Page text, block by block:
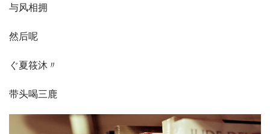
与风相拥
然后呢
ぐ夏筱沐〃
带头喝三鹿